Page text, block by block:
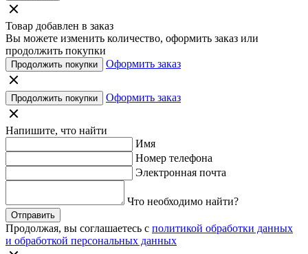
Товар добавлен в заказ
Вы можете изменить количество, оформить заказ или
продолжить покупки
Продолжить покупки Оформить заказ
Продолжить покупки Оформить заказ
Напишите, что найти
Имя
Номер телефона
Электронная почта
Что необходимо найти?
Отправить
Продолжая, вы соглашаетесь с политикой обработки данных
и обработкой персональных данных